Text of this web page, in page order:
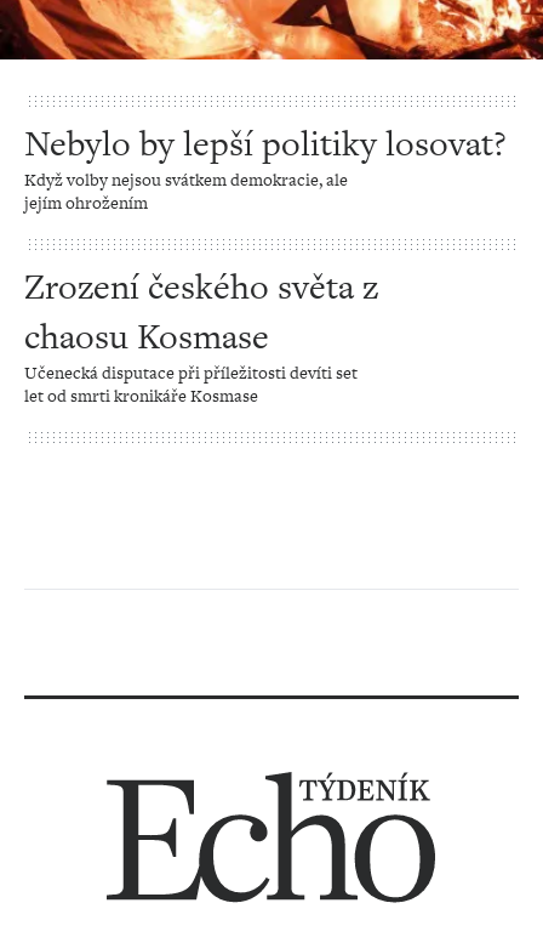
Nebylo by lepší politiky losovat?
Když volby nejsou svátkem demokracie, ale
jejím ohrožením
Zrození českého světa z
chaosu Kosmase
Učenecká disputace při příležitosti devíti set
let od smrti kronikáře Kosmase